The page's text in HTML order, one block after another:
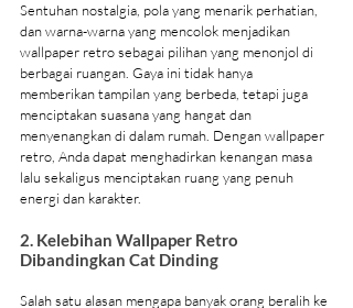
Sentuhan nostalgia, pola yang menarik perhatian,
dan warna-warna yang mencolok menjadikan
wallpaper retro sebagai pilihan yang menonjol di
berbagai ruangan. Gaya ini tidak hanya
memberikan tampilan yang berbeda, tetapi juga
menciptakan suasana yang hangat dan
menyenangkan di dalam rumah. Dengan wallpaper
retro, Anda dapat menghadirkan kenangan masa
lalu sekaligus menciptakan ruang yang penuh
energi dan karakter.
2. Kelebihan Wallpaper Retro
Dibandingkan Cat Dinding
Salah satu alasan mengapa banyak orang beralih ke